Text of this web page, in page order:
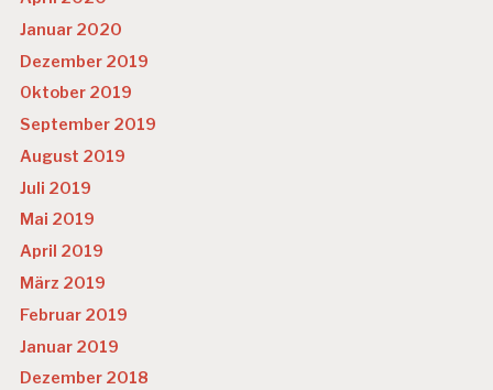
Januar 2020
Dezember 2019
Oktober 2019
September 2019
August 2019
Juli 2019
Mai 2019
April 2019
März 2019
Februar 2019
Januar 2019
Dezember 2018